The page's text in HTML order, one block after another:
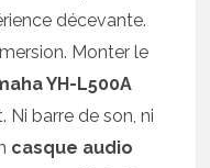
décevante.
Monter le
YH-L500A
barre de son, ni
casque audio